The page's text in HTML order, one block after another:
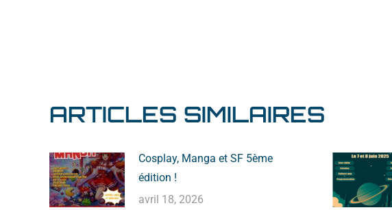
ARTICLES SIMILAIRES
Cosplay, Manga et SF 5ème
édition !
avril 18, 2026